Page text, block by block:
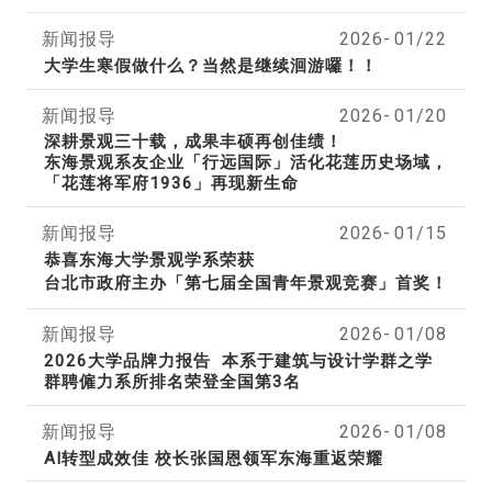
新闻报导
大学生寒假做什么？当然是继续洄游囉！！
2026- 01/22
新闻报导
深耕景观三十载，成果丰硕再创佳绩！
东海景观系友企业「行远国际」活化花莲历史场域，
「花莲将军府1936」再现新生命
2026- 01/20
新闻报导
恭喜东海大学景观学系荣获
台北市政府主办「第七届全国青年景观竞赛」首奖！
2026- 01/15
新闻报导
2026大学品牌力报告 本系于建筑与设计学群之学
群聘僱力系所排名荣登全国第3名
2026- 01/08
新闻报导
AI转型成效佳 校长张国恩领军东海重返荣耀
2026- 01/08